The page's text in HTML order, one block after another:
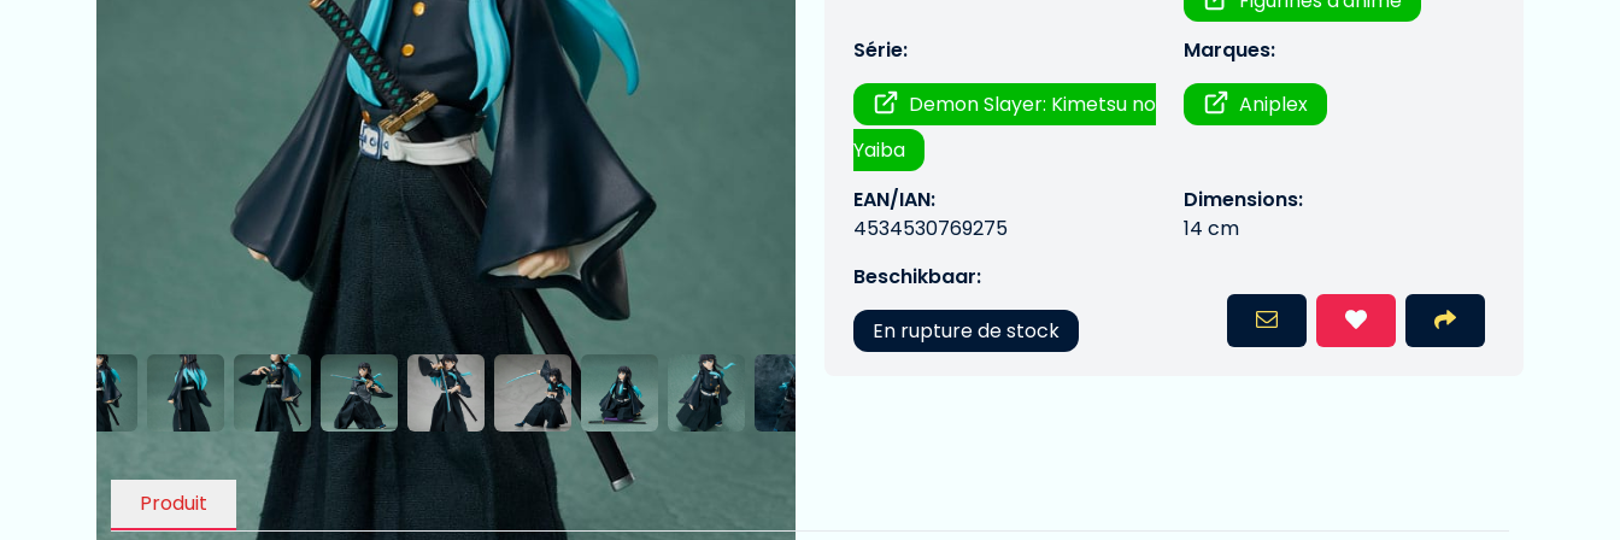
Série:
Demon Slayer: Kimetsu no
Yaiba
Marques:
Aniplex
EAN/IAN:
4534530769275
Dimensions:
14 cm
Beschikbaar:
En rupture de stock
Produit